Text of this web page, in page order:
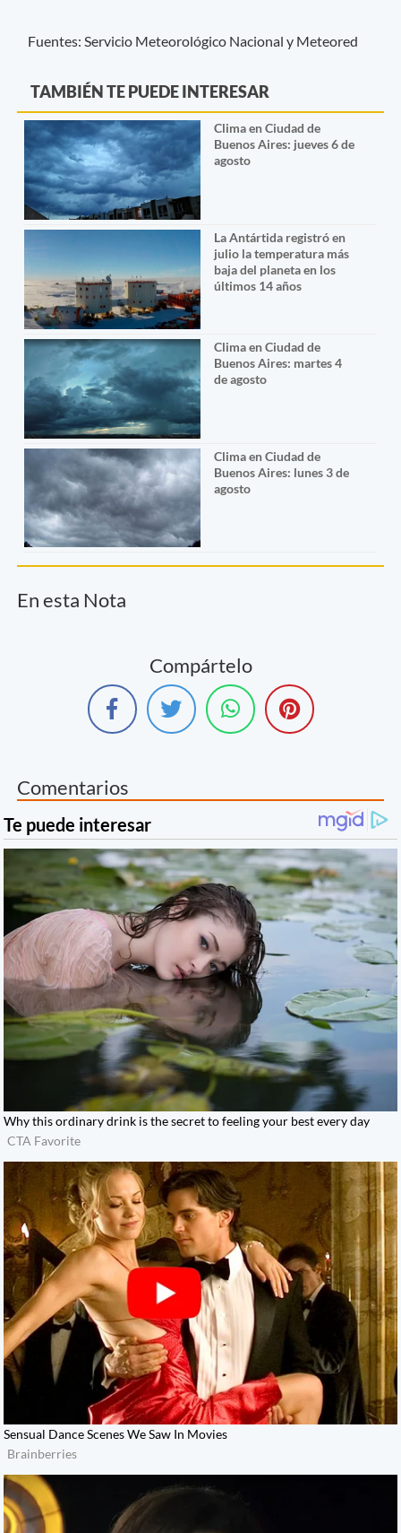
Fuentes: Servicio Meteorológico Nacional y Meteored
TAMBIÉN TE PUEDE INTERESAR
Clima en Ciudad de
Buenos Aires: jueves 6 de
agosto
La Antártida registró en
julio la temperatura más
baja del planeta en los
últimos 14 años
Clima en Ciudad de
Buenos Aires: martes 4
de agosto
Clima en Ciudad de
Buenos Aires: lunes 3 de
agosto
En esta Nota
Compártelo
Comentarios